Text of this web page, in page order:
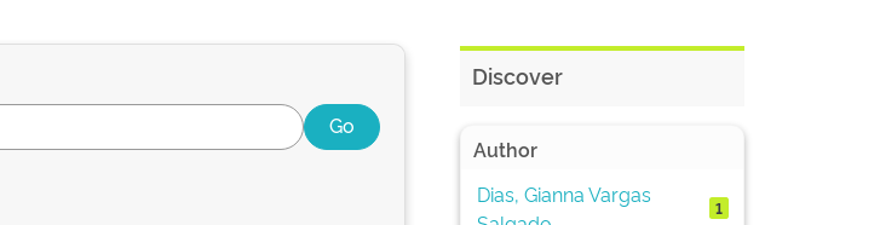
Discover
Author
Dias, Gianna Vargas
1